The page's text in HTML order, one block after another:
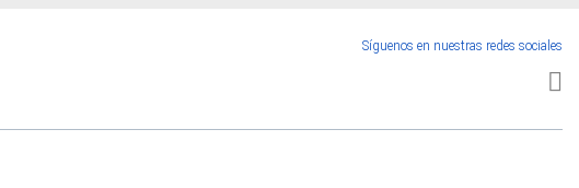
Síguenos en nuestras redes sociales